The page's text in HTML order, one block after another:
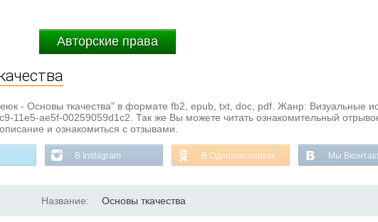
Авторские права
- Основы ткачества" в формате fb2, epub, txt, doc, pdf. Жанр: Визуальные
11e5-ae5f-00259059d1c2. Так же Вы можете читать ознакомительный
и ознакомиться с отзывами.
В Instagram В Одноклассниках Мы
Название: Основы ткачества